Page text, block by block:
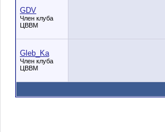
GDV
Член клуба
ЦВВМ
Gleb_Ka
Член клуба
ЦВВМ